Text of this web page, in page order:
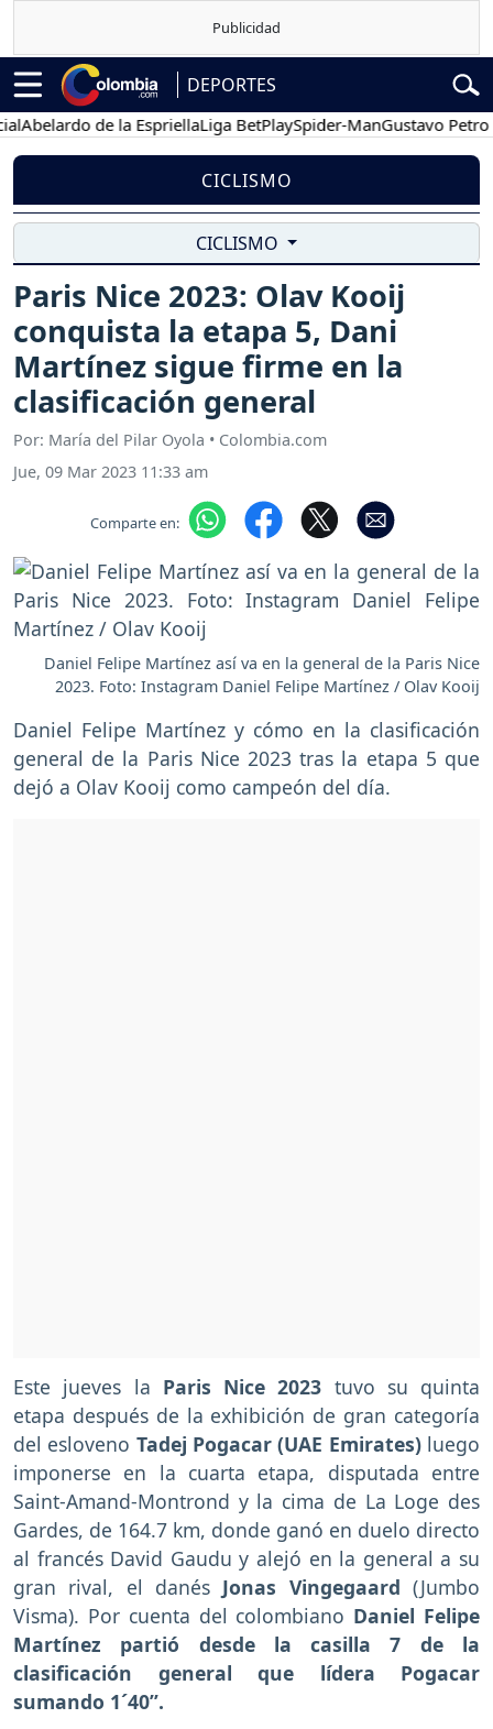
DEPORTES
de la EspriellaLiga BetPlaySpider-ManGustavo Petro
CICLISMO
CICLISMO
Paris Nice 2023: Olav Kooij
conquista la etapa 5, Dani
Martínez sigue firme en la
clasificación general
Por: María del Pilar Oyola • Colombia.com
Jue, 09 Mar 2023 11:33 am
Comparte en:
Daniel Felipe Martínez así va en la general de la Paris Nice
2023. Foto: Instagram Daniel Felipe Martínez / Olav Kooij
Daniel Felipe Martínez y cómo en la clasificación
general de la Paris Nice 2023 tras la etapa 5 que
dejó a Olav Kooij como campeón del día.
Este jueves la Paris Nice 2023 tuvo su quinta
etapa después de la exhibición de gran categoría
del esloveno Tadej Pogacar (UAE Emirates) luego
imponerse en la cuarta etapa, disputada entre
Saint-Amand-Montrond y la cima de La Loge des
Gardes, de 164.7 km, donde ganó en duelo directo
al francés David Gaudu y alejó en la general a su
gran rival, el danés Jonas Vingegaard (Jumbo
Visma). Por cuenta del colombiano Daniel Felipe
Martínez partió desde la casilla 7 de la
clasificación general que lídera Pogacar
sumando 1´40”.